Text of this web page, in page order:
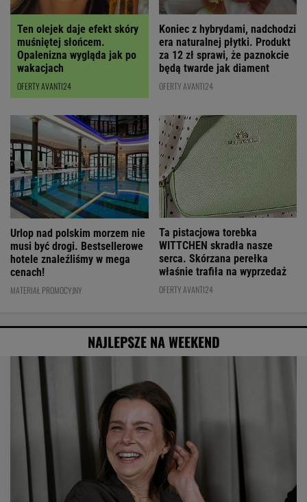
Ten olejek daje efekt skóry
muśniętej słońcem.
Opalenizna wygląda jak po
wakacjach
OFERTY AVANTI24
Koniec z hybrydami, nadchodzi
era naturalnej płytki. Produkt
za 12 zł sprawi, że paznokcie
będą twarde jak diament
OFERTY AVANTI24
Urlop nad polskim morzem nie
musi być drogi. Bestsellerowe
hotele znaleźliśmy w mega
cenach!
MATERIAŁ PROMOCYJNY
Ta pistacjowa torebka
WITTCHEN skradła nasze
serca. Skórzana perełka
właśnie trafiła na wyprzedaż
OFERTY AVANTI24
NAJLEPSZE NA WEEKEND